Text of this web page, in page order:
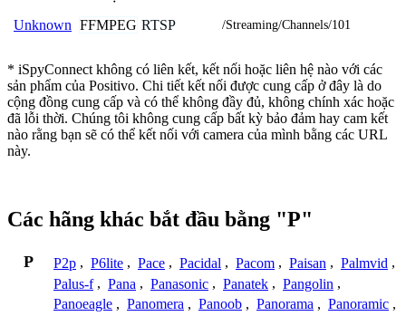
Unknown FFMPEG RTSP /Streaming/Channels/101
* iSpyConnect không có liên kết, kết nối hoặc liên hệ nào với các
sản phẩm của Positivo. Chi tiết kết nối được cung cấp ở đây là do
cộng đồng cung cấp và có thể không đầy đủ, không chính xác hoặc
đã lỗi thời. Chúng tôi không cung cấp bất kỳ bảo đảm hay cam kết
nào rằng bạn sẽ có thể kết nối với camera của mình bằng các URL
này.
Các hãng khác bắt đầu bằng "P"
P P2p , P6lite , Pace , Pacidal , Pacom , Paisan , Palmvid ,
Palus-f , Pana , Panasonic , Panatek , Pangolin ,
Panoeagle , Panomera , Panoob , Panorama , Panoramic ,